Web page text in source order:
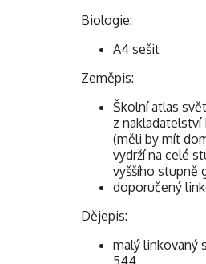
Biologie:
A4 sešit
Zeměpis:
Školní atlas
z nakladatelství
(měli by mít
vydrží na celé
vyššího stupně
doporučený
Dějepis:
malý linkovaný
544